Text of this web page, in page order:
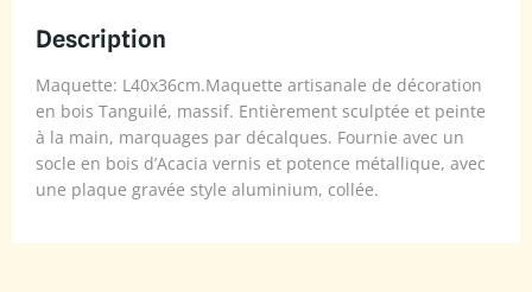
Description
Maquette: L40x36cm.Maquette artisanale de décoration
en bois Tanguilé, massif. Entièrement sculptée et peinte
à la main, marquages par décalques. Fournie avec un
socle en bois d’Acacia vernis et potence métallique, avec
une plaque gravée style aluminium, collée.